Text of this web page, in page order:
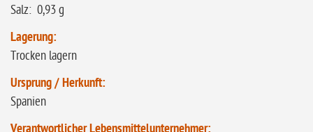
Salz: 0,93 g
Lagerung:
Trocken lagern
Ursprung / Herkunft:
Spanien